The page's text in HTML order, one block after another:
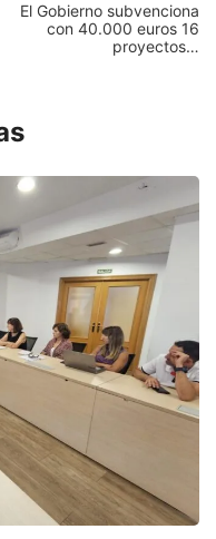
El Gobierno subvenciona
con 40.000 euros 16
proyectos…